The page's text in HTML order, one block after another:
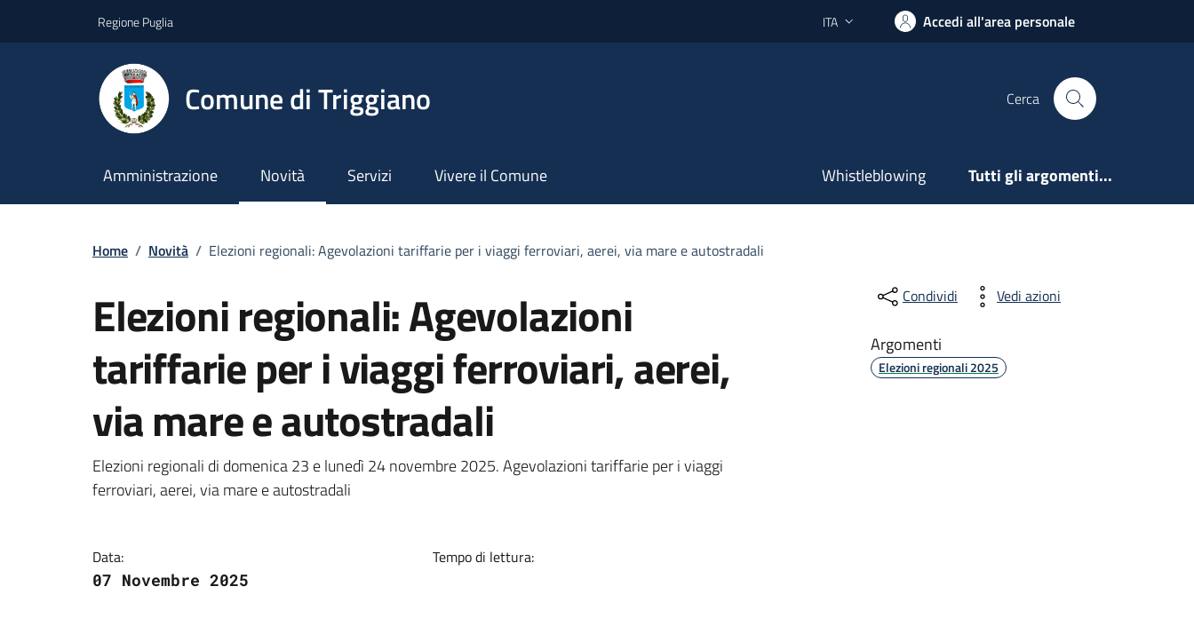
Regione Puglia Lingua attiva:
ITA Accedi all'area personale
Comune di Triggiano Cerca
Amministrazione Novità Servizi Vivere il Comune Whistleblowing Tutti gli argomenti...
Home / Novità / Elezioni regionali: Agevolazioni tariffarie per i viaggi ferroviari, aerei, via mare e autostradali
Elezioni regionali: Agevolazioni
tariffarie per i viaggi ferroviari, aerei,
via mare e autostradali
Dettagli della notizia
Elezioni regionali di domenica 23 e lunedì 24 novembre 2025. Agevolazioni tariffarie per i viaggi
ferroviari, aerei, via mare e autostradali
Data:
07 Novembre 2025
Tempo di lettura:
Condividi Vedi azioni
Argomenti
Elezioni regionali 2025